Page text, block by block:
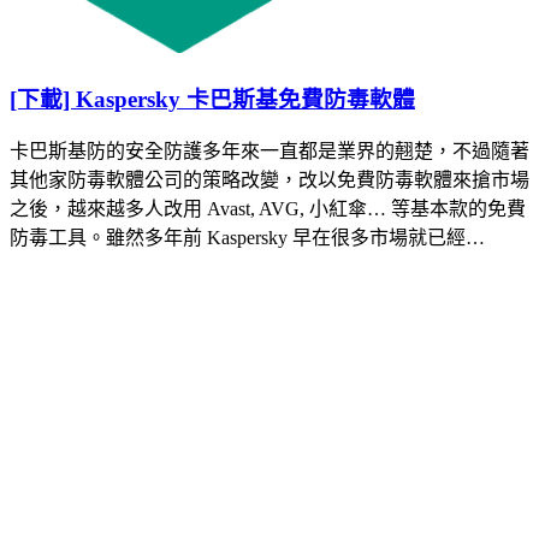
[下載] Kaspersky 卡巴斯基免費防毒軟體
卡巴斯基防的安全防護多年來一直都是業界的翹楚，不過隨著
其他家防毒軟體公司的策略改變，改以免費防毒軟體來搶市場
之後，越來越多人改用 Avast, AVG, 小紅傘… 等基本款的免費
防毒工具。雖然多年前 Kaspersky 早在很多市場就已經…